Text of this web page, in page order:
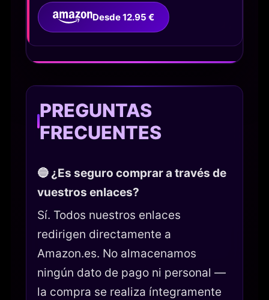
Desde 12.95 €
PREGUNTAS
FRECUENTES
🔵 ¿Es seguro comprar a través de
vuestros enlaces?
Sí. Todos nuestros enlaces
redirigen directamente a
Amazon.es. No almacenamos
ningún dato de pago ni personal —
la compra se realiza íntegramente